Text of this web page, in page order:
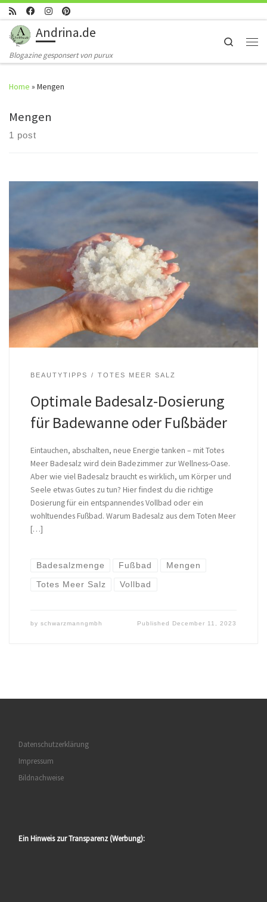
Skip to content
Andrina.de
Blogazine gesponsert von purux
Search
Home » Mengen
Mengen
1 post
BEAUTYTIPPS TOTES MEER SALZ
Optimale Badesalz-Dosierung
für Badewanne oder Fußbäder
Eintauchen, abschalten, neue Energie tanken – mit Totes
Meer Badesalz wird dein Badezimmer zur Wellness-Oase.
Aber wie viel Badesalz braucht es wirklich, um Körper und
Seele etwas Gutes zu tun? Hier findest du die richtige
Dosierung für ein entspannendes Vollbad oder ein
wohltuendes Fußbad. Warum Badesalz aus dem Toten Meer
[…]
Badesalzmenge Fußbad Mengen
Totes Meer Salz Vollbad
by schwarzmanngmbh Published December 11, 2023
Datenschutzerklärung
Impressum
Bildnachweise
Ein Hinweis zur Transparenz (Werbung):